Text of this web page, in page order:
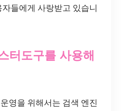
들에게 사랑받고 있습니
터도구를 사용해
영을 위해서는 검색 엔진